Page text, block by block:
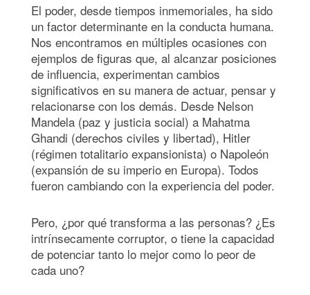
El poder, desde tiempos inmemoriales, ha sido
un factor determinante en la conducta humana.
Nos encontramos en múltiples ocasiones con
ejemplos de figuras que, al alcanzar posiciones
de influencia, experimentan cambios
significativos en su manera de actuar, pensar y
relacionarse con los demás. Desde Nelson
Mandela (paz y justicia social) a Mahatma
Ghandi (derechos civiles y libertad), Hitler
(régimen totalitario expansionista) o Napoleón
(expansión de su imperio en Europa). Todos
fueron cambiando con la experiencia del poder.
Pero, ¿por qué transforma a las personas? ¿Es
intrínsecamente corruptor, o tiene la capacidad
de potenciar tanto lo mejor como lo peor de
cada uno?